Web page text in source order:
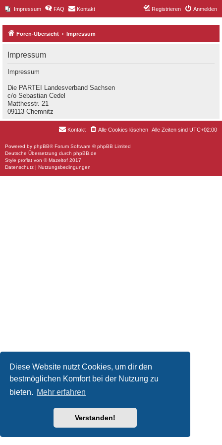
Diese Website nutzt Cookies, um dir den
bestmöglichen Komfort bei der Nutzung zu
bieten. Mehr erfahren
Verstanden!
Impressum FAQ Kontakt Anmelden
Registrieren
Foren-Übersicht Impressum
Impressum
Impressum
Die PARTEI Landesverband Sachsen
c/o Sebastian Cedel
Matthesstr. 21
09113 Chemnitz
Alle Zeiten sind UTC+02:00
Alle Cookies löschen
Kontakt
Powered by phpBB® Forum Software © phpBB Limited
Deutsche Übersetzung durch phpBB.de
Style proflat von ©Mazeltof 2017
Datenschutz | Nutzungsbedingungen